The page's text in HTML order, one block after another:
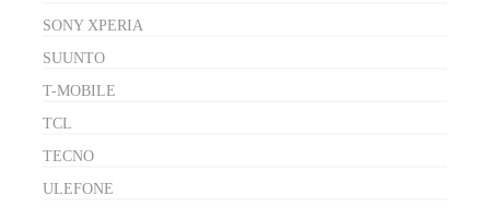
SONY XPERIA
SUUNTO
T-MOBILE
TCL
TECNO
ULEFONE